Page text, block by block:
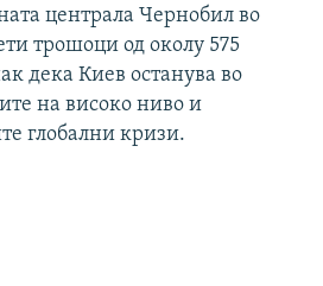
централа Чернобил во
трошоци од околу 575
дека Киев останува во
на високо ниво и
глобални кризи.